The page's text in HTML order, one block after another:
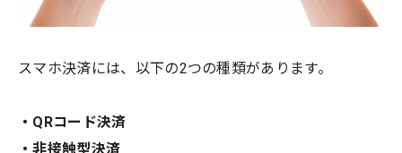
スマホ決済には、以下の2つの種類があります。
・QRコード決済
・非接触型決済